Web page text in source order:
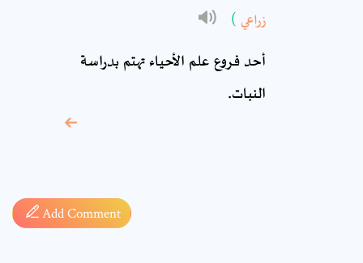
زراعي )
أحد فروع علم الأحياء تهتم بدراسة
النبات.
Add Comment